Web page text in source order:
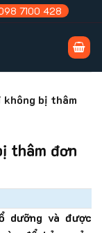
7100 428
không bị thâm
thâm đơn
dưỡng và được